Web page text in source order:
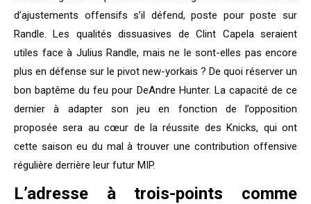
d’ajustements offensifs s’il défend, poste pour poste sur
Randle. Les qualités dissuasives de Clint Capela seraient
utiles face à Julius Randle, mais ne le sont-elles pas encore
plus en défense sur le pivot new-yorkais ? De quoi réserver un
bon baptême du feu pour DeAndre Hunter. La capacité de ce
dernier à adapter son jeu en fonction de l’opposition
proposée sera au cœur de la réussite des Knicks, qui ont
cette saison eu du mal à trouver une contribution offensive
régulière derrière leur futur MIP.
L’adresse à trois-points comme